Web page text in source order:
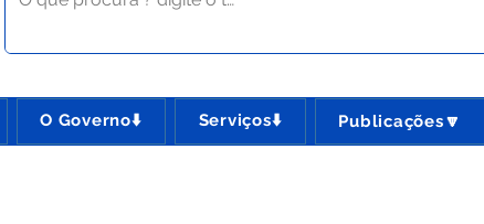
O Governo⬇️ Serviços⬇️ Publicações🔽